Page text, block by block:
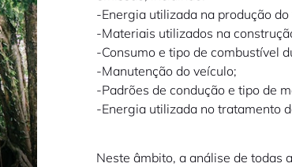
-Energia utilizada na produção do
-Materiais utilizados na
-Consumo e tipo de combustível
-Manutenção do veículo;
-Padrões de condução e tipo de
-Energia utilizada no tratamento
Neste âmbito, a análise de todas